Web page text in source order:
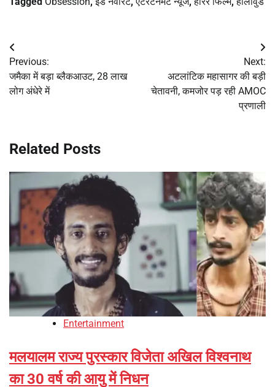
Post
navigation
Previous:
जमैका में बड़ा ब्लैकआउट, 28 लाख
लोग अंधेरे में
Next:
अटलांटिक महासागर की बड़ी
चेतावनी, कमजोर पड़ रही AMOC
प्रणाली
Related Posts
Entertainment
मलयालम राज्य पुरस्कार विजेता अखिल विश्वनाथ
का 30 वर्ष की आयु में निधन